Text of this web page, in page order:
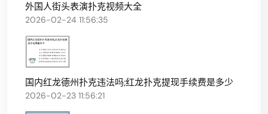
外国人街头表演扑克视频大全
2026-02-24 11:56:35
国内红龙德州扑克违法吗;红龙扑克提现手续费是多少
2026-02-23 11:56:21